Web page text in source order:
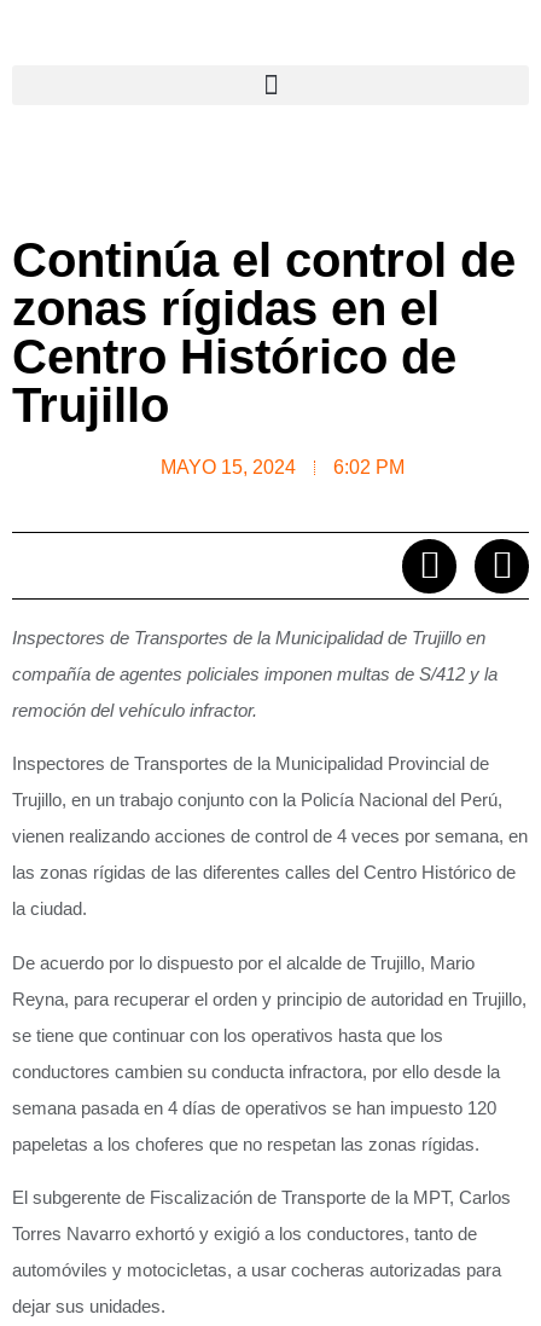
Continúa el control de
zonas rígidas en el
Centro Histórico de
Trujillo
MAYO 15, 2024 6:02 PM
Inspectores de Transportes de la Municipalidad de Trujillo en
compañía de agentes policiales imponen multas de S/412 y la
remoción del vehículo infractor.
Inspectores de Transportes de la Municipalidad Provincial de
Trujillo, en un trabajo conjunto con la Policía Nacional del Perú,
vienen realizando acciones de control de 4 veces por semana, en
las zonas rígidas de las diferentes calles del Centro Histórico de
la ciudad.
De acuerdo por lo dispuesto por el alcalde de Trujillo, Mario
Reyna, para recuperar el orden y principio de autoridad en Trujillo,
se tiene que continuar con los operativos hasta que los
conductores cambien su conducta infractora, por ello desde la
semana pasada en 4 días de operativos se han impuesto 120
papeletas a los choferes que no respetan las zonas rígidas.
El subgerente de Fiscalización de Transporte de la MPT, Carlos
Torres Navarro exhortó y exigió a los conductores, tanto de
automóviles y motocicletas, a usar cocheras autorizadas para
dejar sus unidades.